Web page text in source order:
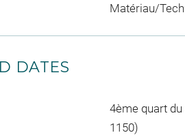
Matériau/
DATES
4ème quart du
1150)